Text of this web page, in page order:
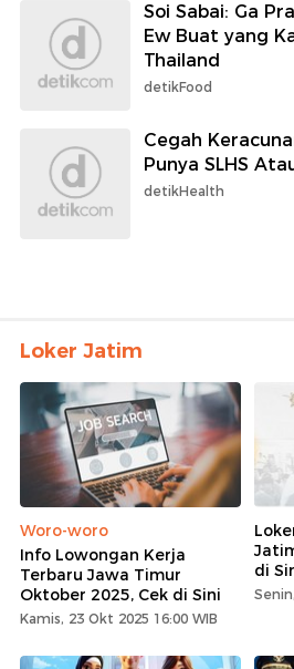
Soi Sabai: Ga
Ew Buat yang
Thailand
detikFood
Cegah
Punya SLHS
detikHealth
Loker Jatim
Woro-woro
Info Lowongan Kerja
Terbaru Jawa Timur
Oktober 2025, Cek di Sini
Kamis, 23 Okt 2025 16:00 WIB
di